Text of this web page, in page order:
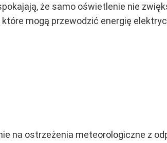
że samo oświetlenie nie
mogą przewodzić energię
na ostrzeżenia meteorologiczne z